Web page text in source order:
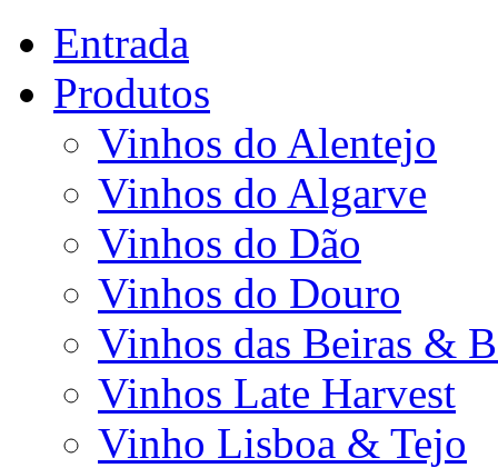
Entrada
Produtos
Vinhos do Alentejo
Vinhos do Algarve
Vinhos do Dão
Vinhos do Douro
Vinhos das Beiras &
Vinhos Late Harvest
Vinho Lisboa & Tejo